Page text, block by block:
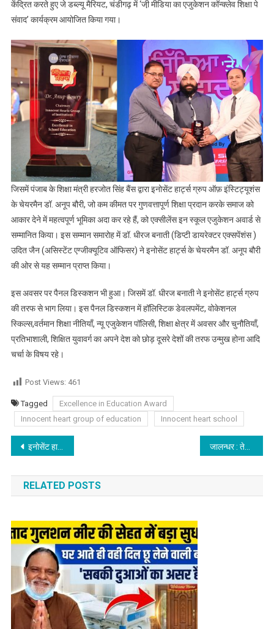
‘एक्सीलेंस इन एजुकेशन
केंद्रित करते हुए जे डब्ल्यू मैरियट, चंडीगढ़ में ‘जी़ मीडिया का एजुकेशन कॉन्क्लेव शिक्षा पे
संवाद’ कार्यक्रम आयोजित किया गया।
जिसमें पंजाब के शिक्षा मंत्री हरजोत सिंह बैंस द्वारा इनोसेंट हार्ट्स ग्रुप ऑफ़ इंस्टिट्यूशंस
के चेयरमैन डॉ. अनूप बौरी, जो कम कीमत पर गुणवत्तापूर्ण शिक्षा प्रदान करके समाज को
आकार देने में महत्वपूर्ण भूमिका अदा कर रहे हैं, को एक्सीलेंस इन स्कूल एजुकेशन अवार्ड से
सम्मानित किया। इस सम्मान समारोह में डॉ. धीरज बनाती (डिप्टी डायरेक्टर एक्सपेंशंस )
उदित जैन (असिस्टेंट एग्जीक्यूटिव ऑफिसर) ने इनोसेंट हार्ट्स के चेयरमैन डॉ. अनूप बौरी
की ओर से यह सम्मान प्राप्त किया।
इस अवसर पर पैनल डिस्कशन भी हुआ। जिसमें डॉ. धीरज बनाती ने इनोसेंट हार्ट्स ग्रुप
की तरफ से भाग लिया। इस पैनल डिस्कशन में हॉलिस्टिक डेवलपमेंट, वोकेशनल
स्किल्स,वर्तमान शिक्षा नीतियाँ, न्यू एजुकेशन पॉलिसी, शिक्षा क्षेत्र में अवसर और चुनौतियाँ,
प्रतिभाशाली, शिक्षित युवावर्ग का अपने देश को छोड़ दूसरे देशों की तरफ उन्मुख होना आदि
चर्चा के विषय रहे।
Post Views: 461
Tagged
Excellence in Education Award
Innocent heart group of education
Innocent heart school
Post navigation
इनोसेंट हार्ट्स के ‘लिटरेरी क्लब’ ने नुक्कड़ नाटिका द्वारा ‘विश्व तंबाकू निषेध दिवस’ पर विद्यार्थियों को किया जागरूक जालन्धर : तेरां- तेरां ट्रांसपोर्ट कम्पनी के मालिक राघव सोनी की माता का निधन
RELATED POSTS